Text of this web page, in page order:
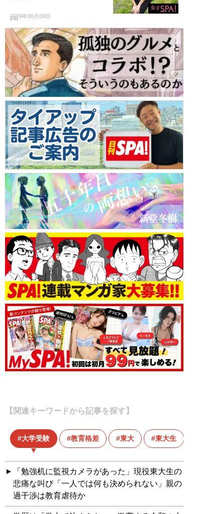
2026年06月09日
PR
【関連キーワードから記事を探す】
大学受験 教育格差 東大 東大生
「勉強机に監視カメラがあった」現役東大生の
悲痛な叫び「一人では何も決められない」親の
過干渉は教育虐待か